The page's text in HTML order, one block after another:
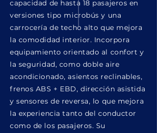
capacidad de hasta 18 pasajeros en
versiones tipo microbús y una
carrocería de techo alto que mejora
la comodidad interior. Incorpora
equipamiento orientado al confort y
la seguridad, como doble aire
acondicionado, asientos reclinables,
frenos ABS + EBD, dirección asistida
y sensores de reversa, lo que mejora
la experiencia tanto del conductor
como de los pasajeros. Su